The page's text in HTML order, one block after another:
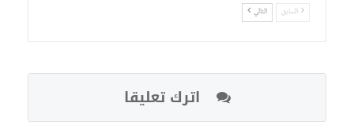
السابق التالي
اترك تعليقا